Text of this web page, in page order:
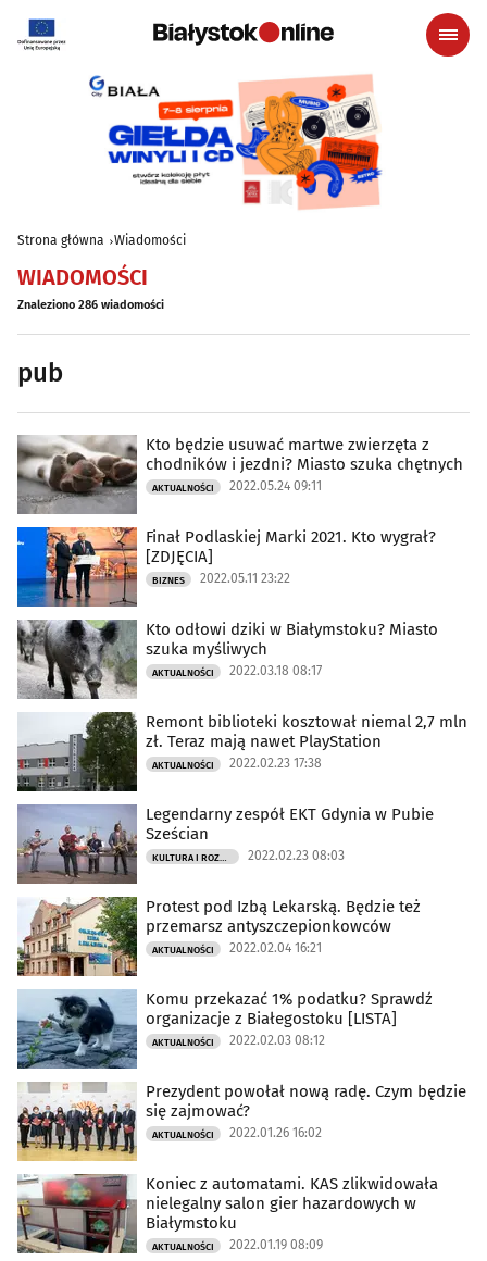
Strona główna Wiadomości
WIADOMOŚCI
Znaleziono 286 wiadomości
pub
Kto będzie usuwać martwe zwierzęta z
chodników i jezdni? Miasto szuka chętnych
AKTUALNOŚCI 2022.05.24 09:11
Finał Podlaskiej Marki 2021. Kto wygrał?
[ZDJĘCIA]
BIZNES 2022.05.11 23:22
Kto odłowi dziki w Białymstoku? Miasto
szuka myśliwych
AKTUALNOŚCI 2022.03.18 08:17
Remont biblioteki kosztował niemal 2,7 mln
zł. Teraz mają nawet PlayStation
AKTUALNOŚCI 2022.02.23 17:38
Legendarny zespół EKT Gdynia w Pubie
Sześcian
2022.02.23 08:03
Protest pod Izbą Lekarską. Będzie też
przemarsz antyszczepionkowców
AKTUALNOŚCI 2022.02.04 16:21
Komu przekazać 1% podatku? Sprawdź
organizacje z Białegostoku [LISTA]
AKTUALNOŚCI 2022.02.03 08:12
Prezydent powołał nową radę. Czym będzie
się zajmować?
AKTUALNOŚCI 2022.01.26 16:02
Koniec z automatami. KAS zlikwidowała
nielegalny salon gier hazardowych w
Białymstoku
AKTUALNOŚCI 2022.01.19 08:09